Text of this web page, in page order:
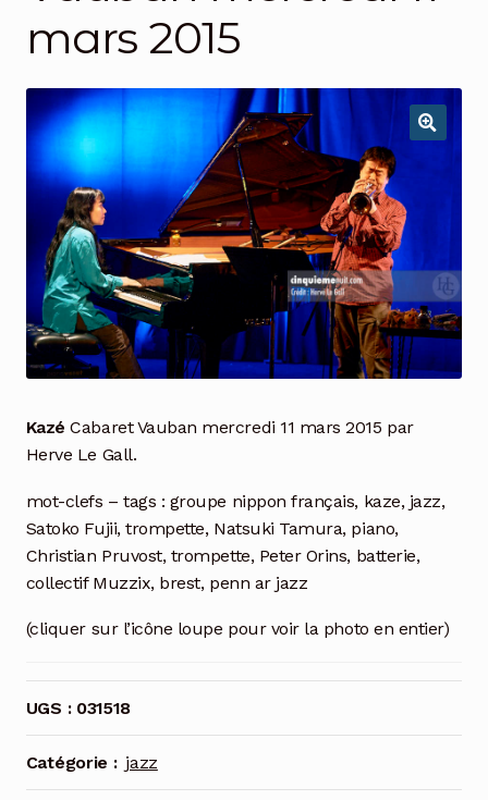
mars 2015
Kazé Cabaret Vauban mercredi 11 mars 2015 par
Herve Le Gall.
mot-clefs – tags : groupe nippon français, kaze, jazz,
Satoko Fujii, trompette, Natsuki Tamura, piano,
Christian Pruvost, trompette, Peter Orins, batterie,
collectif Muzzix, brest, penn ar jazz
(cliquer sur l’icône loupe pour voir la photo en entier)
UGS : 031518
Catégorie : jazz